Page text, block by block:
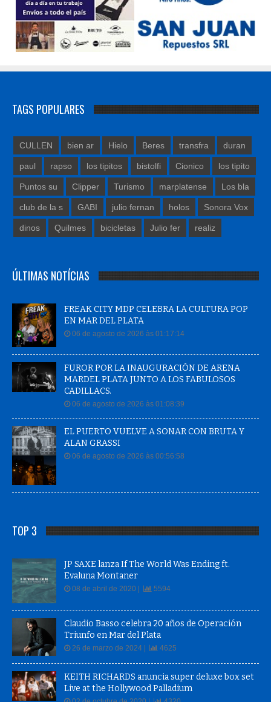
paul rapso los tipitos bistolfi Cionico los tipito
Puntos su Clipper Turismo marplatense Los bla
club de la s GABI julio fernan holos Sonora Vox
dinos Quilmes bicicletas Julio fer realiz
EN MAR DEL PLATA
06 de agosto de 2026 às 01:17:14
FUROR POR LA INAUGURACIÓN DE ARENA
MARDEL PLATA JUNTO A LOS FABULOSOS
CADILLACS.
06 de agosto de 2026 às 01:08:39
EL PUERTO VUELVE A SONAR CON BRUTA Y
ALAN GRASSI
06 de agosto de 2026 às 00:56:58
Evaluna Montaner
08 de abril de 2020 |
Claudio Basso celebra 20 años de Operación
Triunfo en Mar del Plata
26 de marzo de 2024 | 4625
KEITH RICHARDS anuncia super deluxe box set
Live at the Hollywood Palladium
02 de octubre de 2020 | 4320